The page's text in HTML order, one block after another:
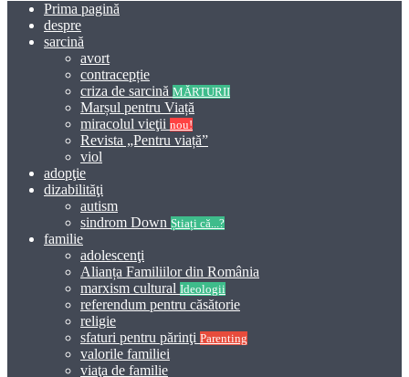
Prima pagină
despre
sarcină
avort
contracepție
criza de sarcină MĂRTURII
Marșul pentru Viață
miracolul vieţii nou!
Revista „Pentru viață”
viol
adopţie
dizabilităţi
autism
sindrom Down Știați că...?
familie
adolescenţi
Alianța Familiilor din România
marxism cultural Ideologii
referendum pentru căsătorie
religie
sfaturi pentru părinţi Parenting
valorile familiei
viaţa de familie